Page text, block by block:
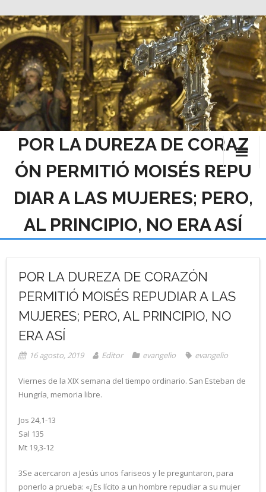
Saltar
al
contenido
POR LA DUREZA DE CORAZ
ÓN PERMITIÓ MOISÉS REPU
DIAR A LAS MUJERES; PERO,
AL PRINCIPIO, NO ERA ASÍ
POR LA DUREZA DE CORAZÓN
PERMITIÓ MOISÉS REPUDIAR A LAS
MUJERES; PERO, AL PRINCIPIO, NO
ERA ASÍ
16 agosto, 2019 Editor evangelio evangelio
Viernes de la XIX semana del tiempo ordinario. San Esteban de
Hungría, memoria libre.
Jos 24,1-13
Sal 135
Mt 19,3-12
3Se acercaron a Jesús unos fariseos y le preguntaron, para
ponerlo a prueba: «¿Es lícito a un hombre repudiar a su mujer